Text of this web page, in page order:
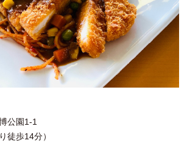
公園1-1
徒歩14分）